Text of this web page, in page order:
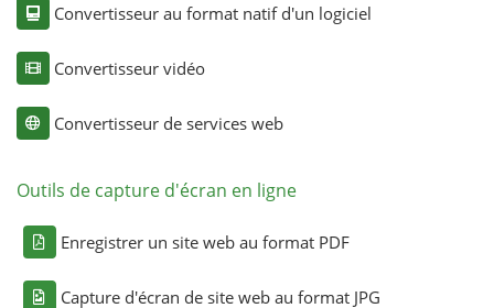
Convertisseur au format natif d'un logiciel
Convertisseur vidéo
Convertisseur de services web
Outils de capture d'écran en ligne
Enregistrer un site web au format PDF
Capture d'écran de site web au format JPG